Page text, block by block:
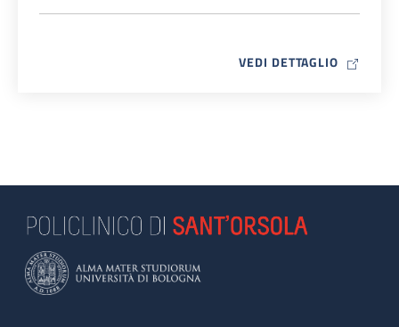
VEDI DETTAGLIO MAP ICON